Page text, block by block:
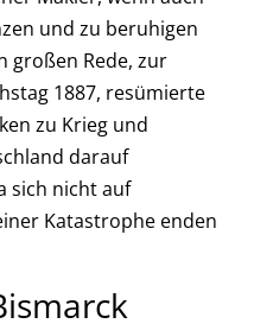
und zu beruhigen
großen Rede, zur
1887, resümierte
zu Krieg und
darauf
sich nicht auf
Katastrophe enden